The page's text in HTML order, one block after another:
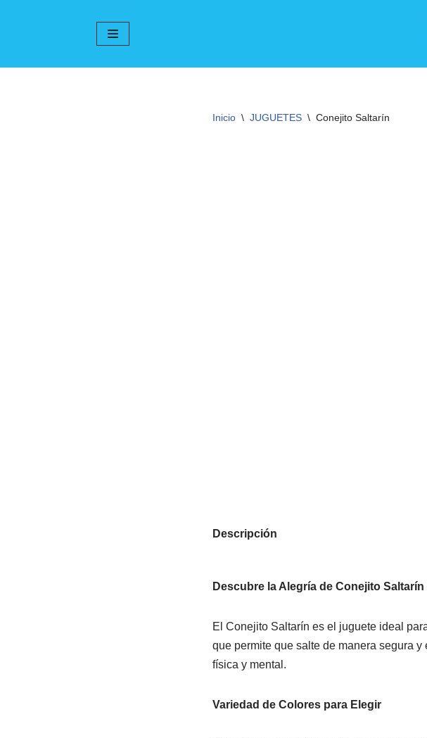
Inicio \ JUGUETES \ Conejito Saltarín
Descripción
Descubre la Alegría de Conejito Saltarín
El Conejito Saltarín es el juguete ideal
que permite que salte de manera segura
física y mental.
Variedad de Colores para Elegir